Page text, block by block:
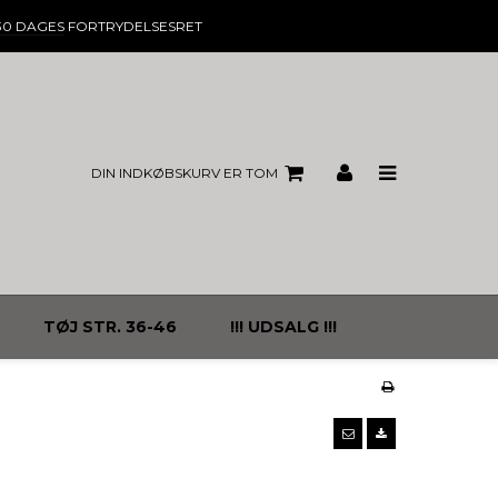
DAGESFORTRYDELSESRET
DIN INDKØBSKURV ER TOM
TØJ STR. 36-46 !!! UDSALG !!!